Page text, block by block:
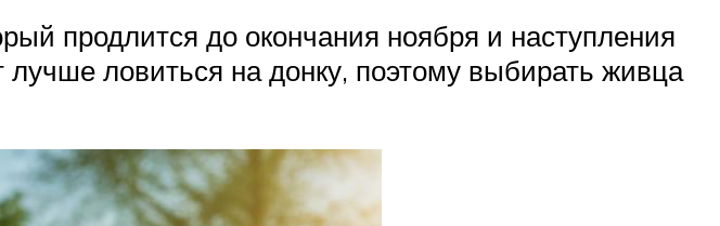
продлится до окончания ноября и наступления
ловиться на донку, поэтому выбирать живца